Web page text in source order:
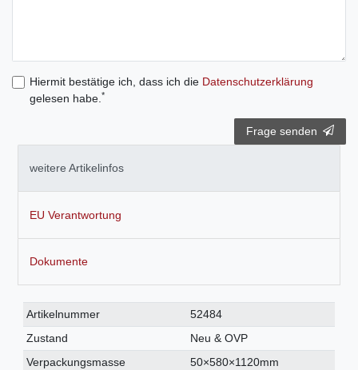
Hiermit bestätige ich, dass ich die Daten­schutz­erklärung
gelesen habe. *
Frage senden
weitere Artikelinfos
EU Verantwortung
Dokumente
Technisches
Merkmal
Wert
Artikelnummer
52484
Zustand
Neu & OVP
Verpackungsmasse
50×580×1120mm